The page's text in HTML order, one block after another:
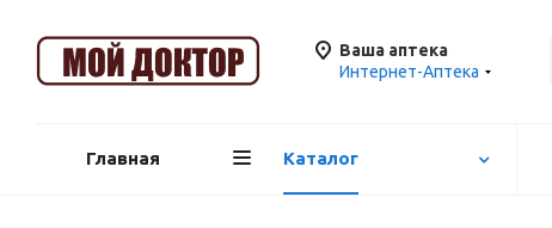
Ваша аптека
Интернет-Аптека
Главная Каталог